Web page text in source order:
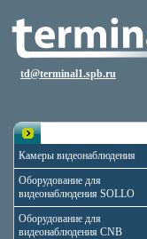
td@terminal1.spb.ru
Камеры видеонаблюдения
Оборудование для
видеонаблюдения SOLLO
Оборудование для
видеонаблюдения CNB